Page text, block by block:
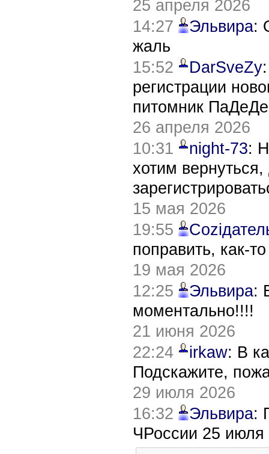
25 апреля 2026
14:27
Эльвира:
жаль
15:52
DarSveZy
регистрации
питомник
26 апреля 2026
10:31
night-73:
хотим
15 мая 2026
19:55
поправить, как-
19 мая 2026
12:25
Эльвира:
моментально!!!!
21 июня 2026
22:24
irkaw: В
Подскажите,
29 июля 2026
16:32
Эльвира:
ЧРоссии 25 июля